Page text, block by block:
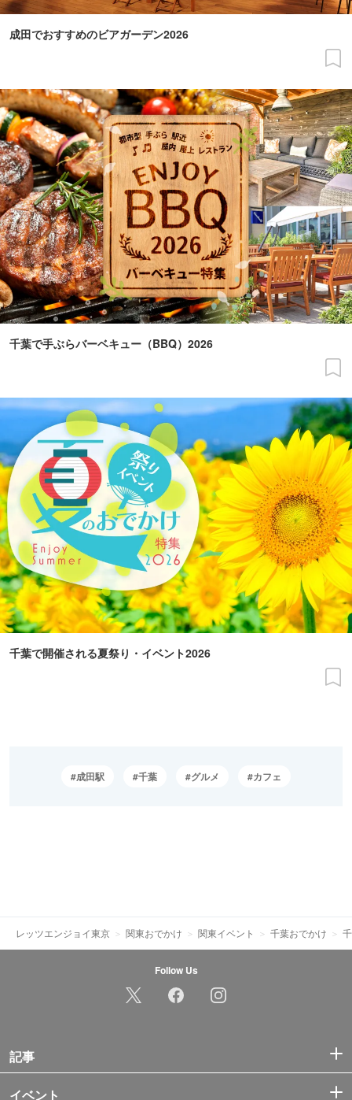
成田でおすすめのビアガーデン2026
千葉で手ぶらバーベキュー（BBQ）2026
千葉で開催される夏祭り・イベント2026
成田駅 千葉 グルメ カフェ
レッツエンジョイ東京 関東おでかけ 関東イベント 千葉おでかけ
Follow Us
記事
イベント